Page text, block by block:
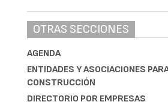
OTRAS SECCIONES
AGENDA
ENTIDADES Y ASOCIACIONES
CONSTRUCCIÓN
DIRECTORIO POR EMPRESAS